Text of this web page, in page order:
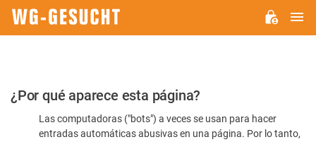
Por
favor,
confirme
¿Por qué aparece esta página?
Las computadoras ("bots") a veces se usan para hacer
entradas automáticas abusivas en una página. Por lo tanto,